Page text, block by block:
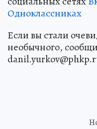
Одноклассниках
Если вы стали
необычного,